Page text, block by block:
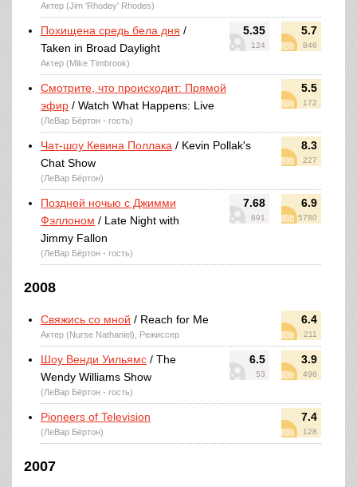
Актер (Jim 'Rhodey' Rhodes)
5.35
124
5.7
846
Похищена средь бела дня /
Taken in Broad Daylight
Актер (Mike Timbrook)
5.5
172
Смотрите, что происходит: Прямой
эфир / Watch What Happens: Live
(ЛеВар Бёртон - гость)
8.3
227
Чат-шоу Кевина Поллака / Kevin Pollak's
Chat Show
(ЛеВар Бёртон)
7.68
691
6.9
5780
Поздней ночью с Джимми
Фэллоном / Late Night with
Jimmy Fallon
(ЛеВар Бёртон - гость)
2008
6.4
211
Свяжись со мной / Reach for Me
Актер (Nurse Nathaniel), Режиссер
6.5
53
3.9
496
Шоу Венди Уильямс / The
Wendy Williams Show
(ЛеВар Бёртон - гость)
7.4
128
Pioneers of Television
(ЛеВар Бёртон)
2007